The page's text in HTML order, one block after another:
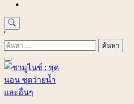
'
ค้นหา
สำหรับ: